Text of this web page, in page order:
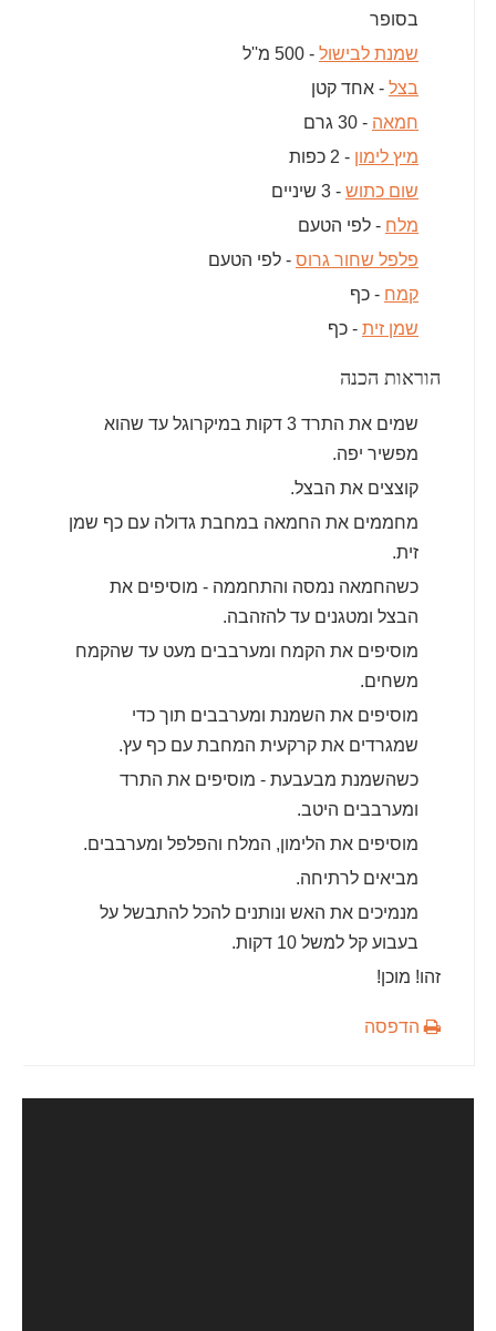
בסופר
שמנת לבישול - 500 מ''ל
בצל - אחד קטן
חמאה - 30 גרם
מיץ לימון - 2 כפות
שום כתוש - 3 שיניים
מלח - לפי הטעם
פלפל שחור גרוס - לפי הטעם
קמח - כף
שמן זית - כף
הוראות הכנה
שמים את התרד 3 דקות במיקרוגל עד שהוא
מפשיר יפה.
קוצצים את הבצל.
מחממים את החמאה במחבת גדולה עם כף שמן
זית.
כשהחמאה נמסה והתחממה - מוסיפים את
הבצל ומטגנים עד להזהבה.
מוסיפים את הקמח ומערבבים מעט עד שהקמח
משחים.
מוסיפים את השמנת ומערבבים תוך כדי
שמגרדים את קרקעית המחבת עם כף עץ.
כשהשמנת מבעבעת - מוסיפים את התרד
ומערבבים היטב.
מוסיפים את הלימון, המלח והפלפל ומערבבים.
מביאים לרתיחה.
מנמיכים את האש ונותנים להכל להתבשל על
בעבוע קל למשל 10 דקות.
זהו! מוכן!
הדפסה